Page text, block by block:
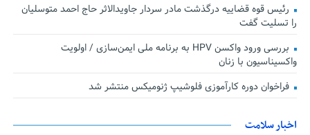
رئیس قوه قضاییه درگذشت مادر سردار جاویدالاثر حاج احمد متوسلیان
را تسلیت گفت
بررسی ورود واکسن HPV به برنامه ملی ایمن‌سازی / اولویت
واکسیناسیون با زنان
فراخوان دوره کارآموزی فلوشیپ ژنومیکس منتشر شد
اخبار سلامت